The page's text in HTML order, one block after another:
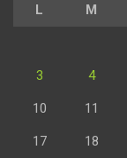
L M
3 4
10 11
17 18